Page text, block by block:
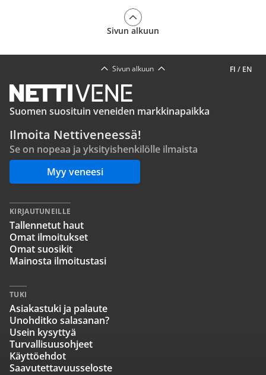
Sivun alkuun
FI / EN
Sivun alkuun
Suomen suosituin veneiden markkinapaikka
Ilmoita Nettiveneessä!
Se on nopeaa ja yksityishenkilölle ilmaista
Myy veneesi
KIRJAUTUNEILLE
Tallennetut haut
Omat ilmoitukset
Omat suosikit
Mainosta ilmoitustasi
TUKI
Asiakastuki ja palaute
Unohditko salasanan?
Usein kysyttyä
Turvallisuusohjeet
Käyttöehdot
Saavutettavuusseloste